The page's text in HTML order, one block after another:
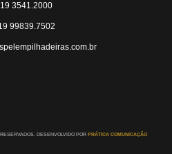
19 3541.2000
99839.7502
DESENVOLVIDO POR PRÁTICA COMUNICAÇÃO